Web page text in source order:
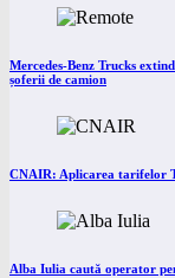
Mercedes-Benz Trucks
șoferii de camion
CNAIR: Aplicarea tarifelor
Alba Iulia caută operator